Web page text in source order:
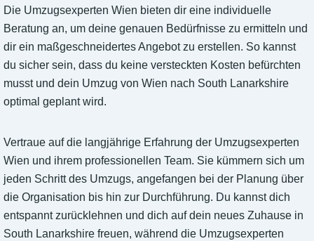
Die Umzugsexperten Wien bieten dir eine individuelle
Beratung an, um deine genauen Bedürfnisse zu ermitteln und
dir ein maßgeschneidertes Angebot zu erstellen. So kannst
du sicher sein, dass du keine versteckten Kosten befürchten
musst und dein Umzug von Wien nach South Lanarkshire
optimal geplant wird.
Vertraue auf die langjährige Erfahrung der Umzugsexperten
Wien und ihrem professionellen Team. Sie kümmern sich um
jeden Schritt des Umzugs, angefangen bei der Planung über
die Organisation bis hin zur Durchführung. Du kannst dich
entspannt zurücklehnen und dich auf dein neues Zuhause in
South Lanarkshire freuen, während die Umzugsexperten